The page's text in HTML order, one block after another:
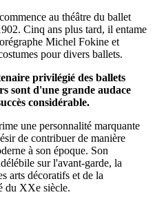
au théâtre du ballet
Cinq ans plus tard, il entame
Michel Fokine et
pour divers ballets.
privilégié des ballets
sont d'une grande audace
considérable.
une personnalité marquante
de contribuer de manière
à son époque. Son
sur l'avant-garde, la
arts décoratifs et de la
du XXe siècle.